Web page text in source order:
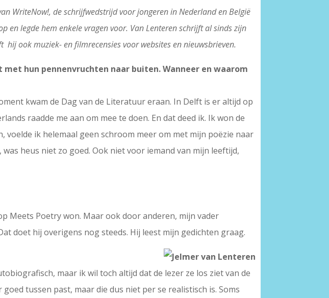
WriteNow!, de schrijfwedstrijd voor jongeren in Nederland en België
en legde hem enkele vragen voor. Van Lenteren schrijft al sinds zijn
ook muziek- en filmrecensies voor websites en nieuwsbrieven.
hun pennenvruchten naar buiten. Wanneer en waarom
kwam de Dag van de Literatuur eraan. In Delft is er altijd op
raadde me aan om mee te doen. En dat deed ik. Ik won de
ik helemaal geen schroom meer om met mijn poëzie naar
heus niet zo goed. Ook niet voor iemand van mijn leeftijd,
Meets Poetry won. Maar ook door anderen, mijn vader
doet hij overigens nog steeds. Hij leest mijn gedichten graag.
maar ik wil toch altijd dat de lezer ze los ziet van de
tussen past, maar die dus niet per se realistisch is. Soms